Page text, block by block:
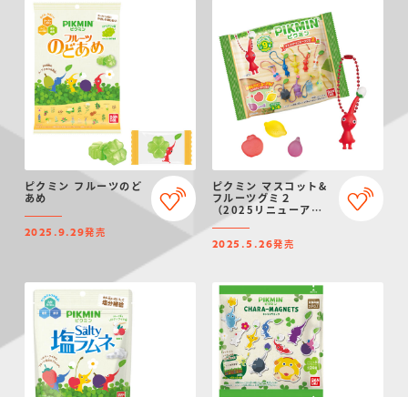
ピクミン フルーツのど
あめ
2025.9.29発売
ピクミン マスコット&
フルーツグミ２
（2025リニューア
2025.5.26発売